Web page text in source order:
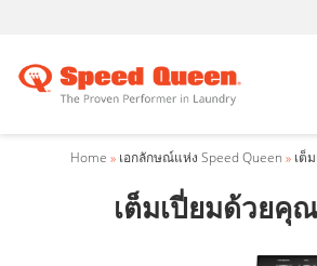
Home » เอกลักษณ์แห่ง Speed Queen » เต็
เต็มเปี่ยมด้วยคุ